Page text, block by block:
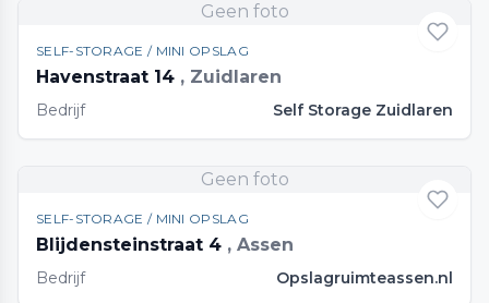
Geen foto
SELF-STORAGE / MINI OPSLAG
Havenstraat 14 , Zuidlaren
Bedrijf Self Storage Zuidlaren
Geen foto
SELF-STORAGE / MINI OPSLAG
Blijdensteinstraat 4 , Assen
Bedrijf Opslagruimteassen.nl